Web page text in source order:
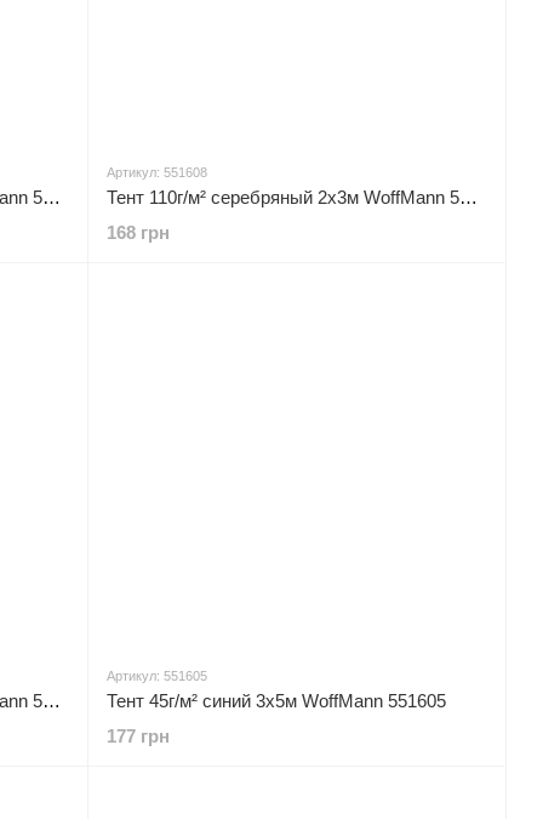
Тент 110г/м² серебряный 3х5м WoffMann 551610
Артикул: 551608
Тент 110г/м² серебряный 2х3м WoffMann 551608
168 грн
Тент 110г/м² серебряный 3х4м WoffMann 551609
Артикул: 551605
Тент 45г/м² синий 3х5м WoffMann 551605
177 грн